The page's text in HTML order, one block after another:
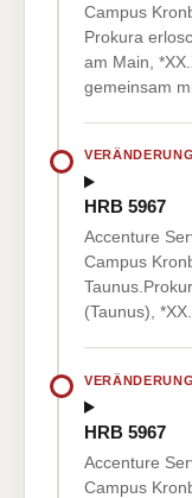
Campus
Prokura
am Main,
gemeinsam
HRB 5967
Accenture
Campus
(Taunus),
HRB 5967
Accenture
Campus